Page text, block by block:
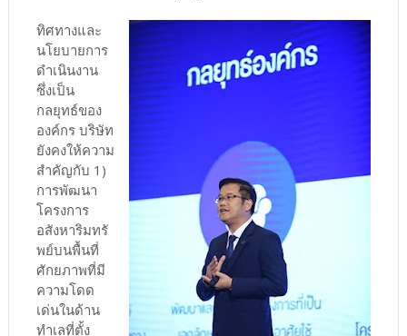
ทิศทางและ
นโยบายการ
ดำเนินงาน
ซึ่งเป็น
กลยุทธ์ของ
องค์กร บริษัท
ยังคงให้ความ
สำคัญกับ 1)
การพัฒนา
โครงการ
อสังหาริมทรั
พย์บนพื้นที่
ศักยภาพที่มี
ความโดด
เด่นในด้าน
ทำเลที่ตั้ง